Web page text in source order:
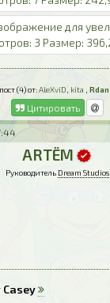
(4) от:AleXviD kita Rdan
Цитировать
ARTЁM
Руководитель Dream Studios
Casey